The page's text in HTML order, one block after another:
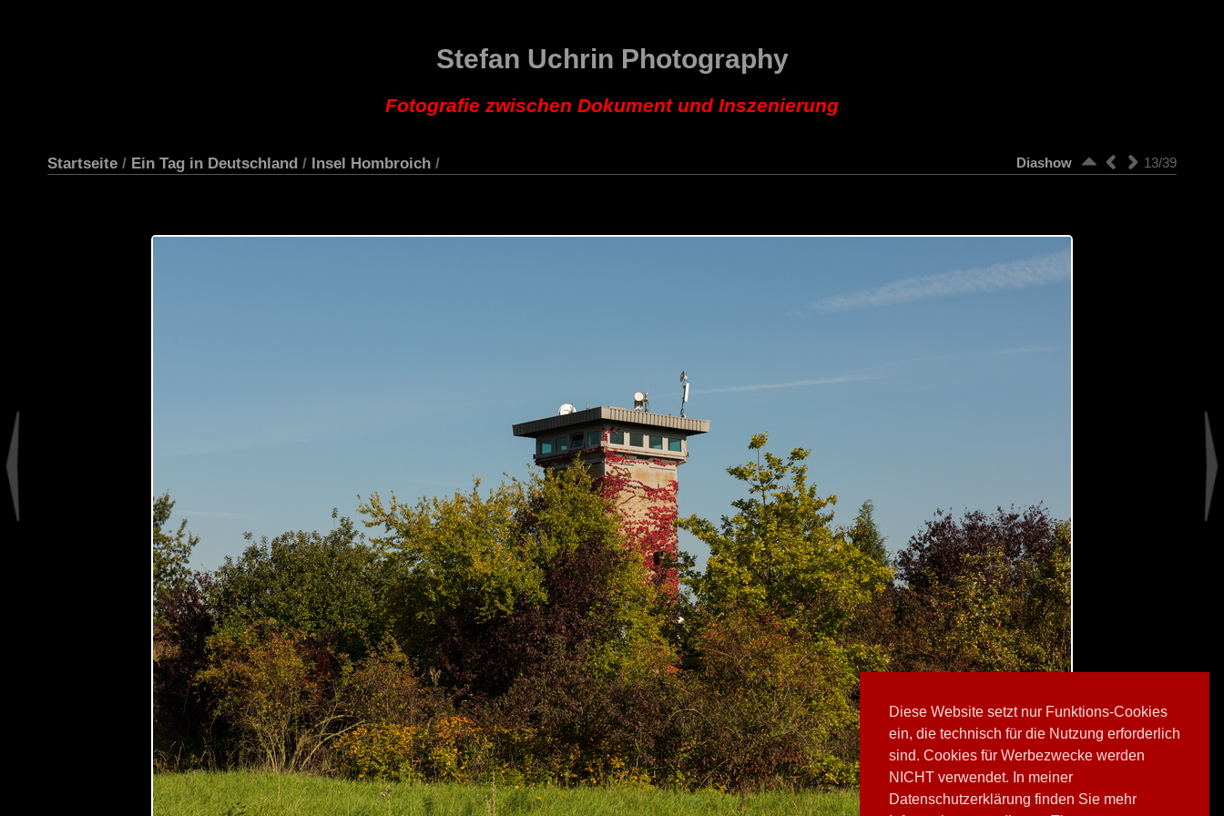
Diese Website setzt nur Funktions-Cookies
ein, die technisch für die Nutzung erforderlich
sind. Cookies für Werbezwecke werden
NICHT verwendet. In meiner
Datenschutzerklärung finden Sie mehr
Stefan Uchrin Photography
Fotografie zwischen Dokument und Inszenierung
Startseite / Ein Tag in Deutschland / Insel Hombroich / 13/39
Diashow